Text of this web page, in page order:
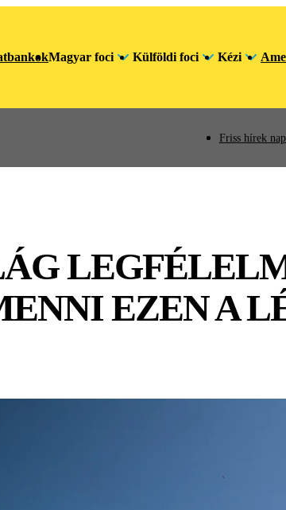
Magyar foci Külföldi foci Kézi
Friss hírek
EZEN A